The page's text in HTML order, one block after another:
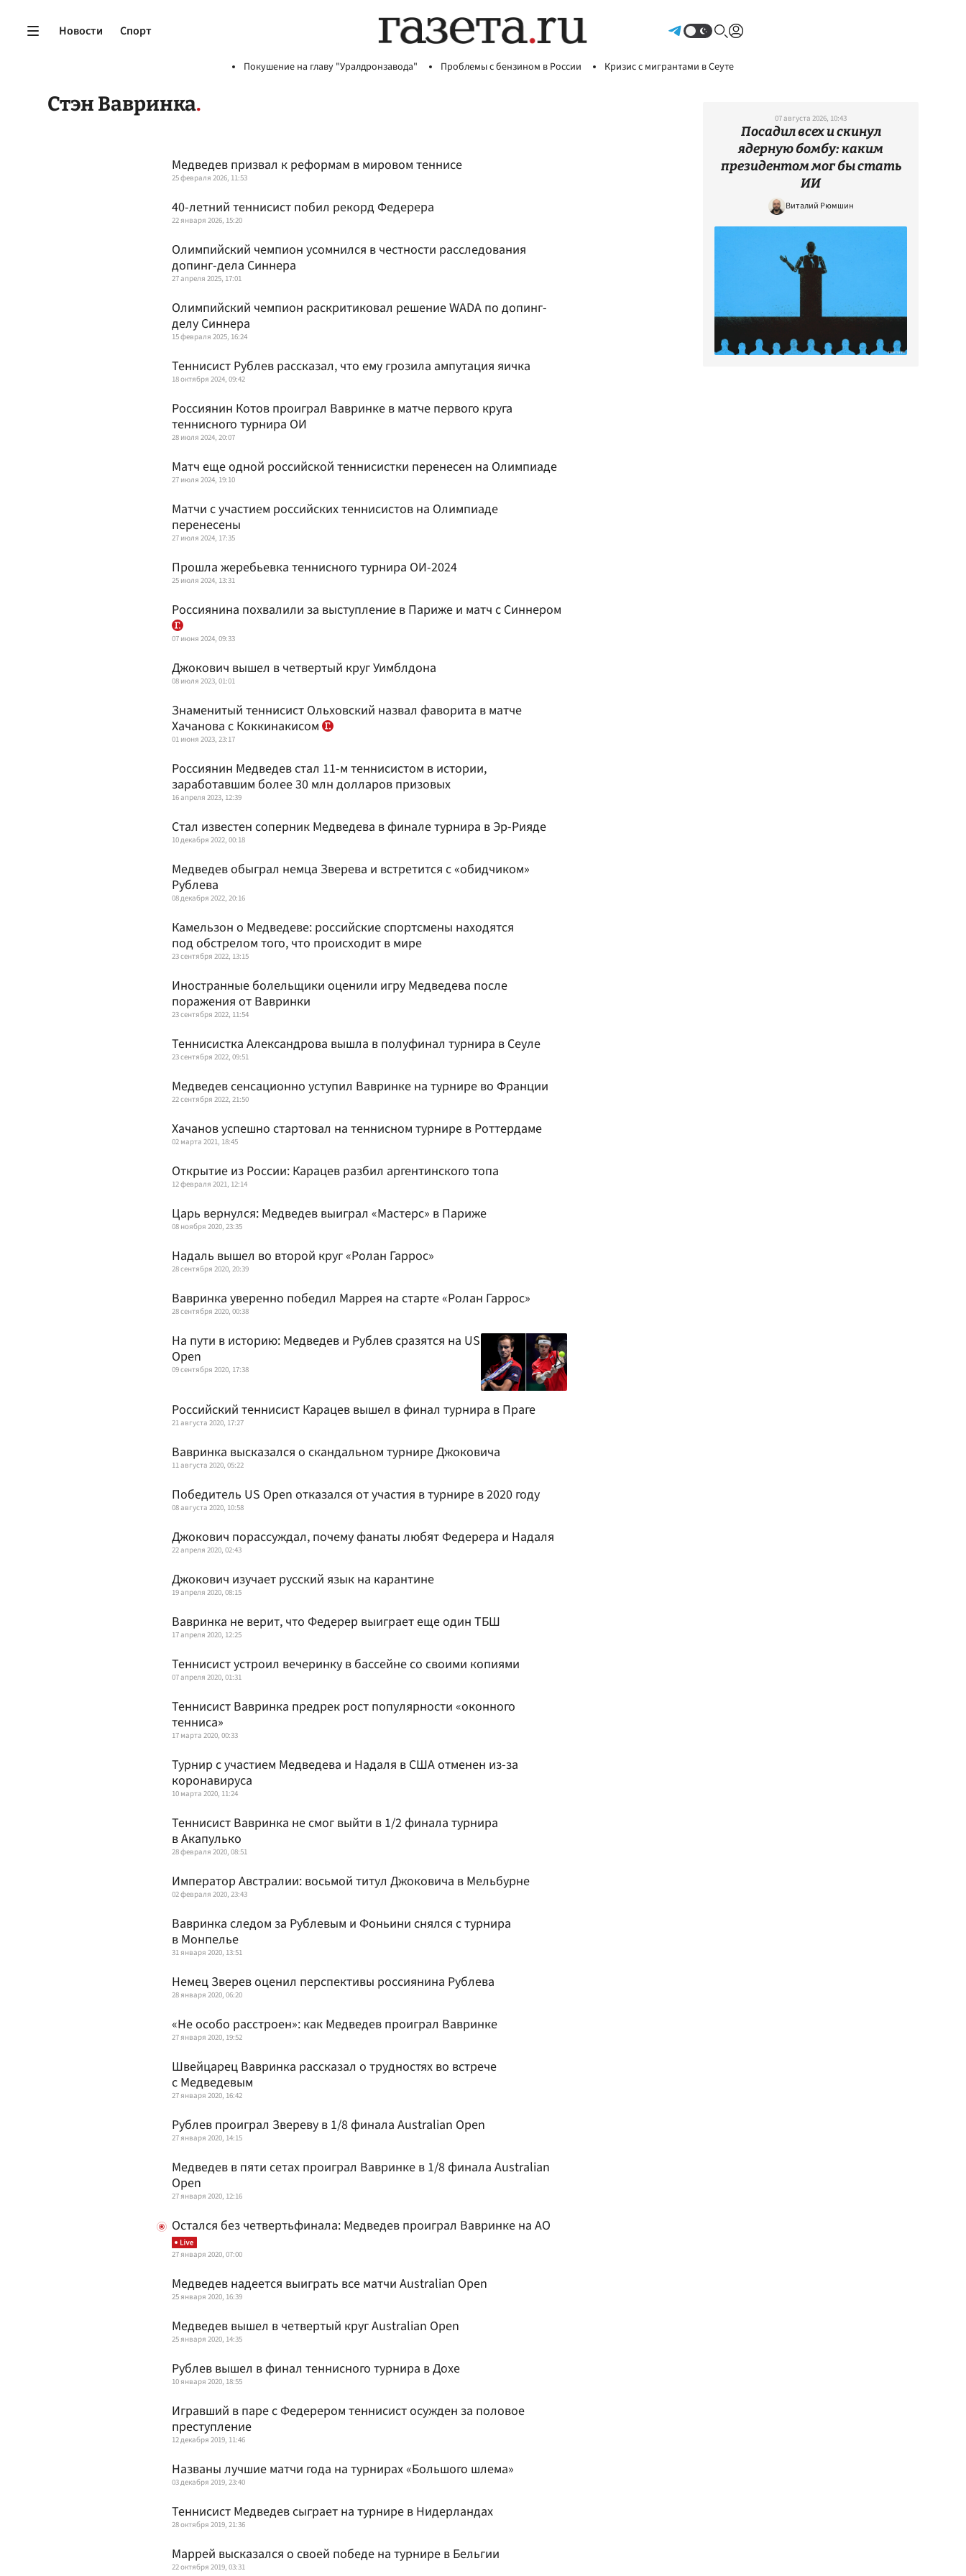
Новости Спорт
Покушение на главу "Уралдронзавода" Проблемы с бензином в России Кризис с мигрантами в Сеуте
Стэн Вавринка
Медведев призвал к реформам в мировом теннисе
25 февраля 2026, 11:53
40-летний теннисист побил рекорд Федерера
22 января 2026, 15:20
Олимпийский чемпион усомнился в честности расследования
допинг-дела Синнера
27 апреля 2025, 17:01
Олимпийский чемпион раскритиковал решение WADA по допинг-
делу Синнера
15 февраля 2025, 16:24
Теннисист Рублев рассказал, что ему грозила ампутация яичка
18 октября 2024, 09:42
Россиянин Котов проиграл Вавринке в матче первого круга
теннисного турнира ОИ
28 июля 2024, 20:07
Матч еще одной российской теннисистки перенесен на Олимпиаде
27 июля 2024, 19:10
Матчи с участием российских теннисистов на Олимпиаде
перенесены
27 июля 2024, 17:35
Прошла жеребьевка теннисного турнира ОИ-2024
25 июля 2024, 13:31
Россиянина похвалили за выступление в Париже и матч с Синнером
07 июня 2024, 09:33
Джокович вышел в четвертый круг Уимблдона
08 июля 2023, 01:01
Знаменитый теннисист Ольховский назвал фаворита в матче
Хачанова с Коккинакисом
01 июня 2023, 23:17
Россиянин Медведев стал 11-м теннисистом в истории,
заработавшим более 30 млн долларов призовых
16 апреля 2023, 12:39
Стал известен соперник Медведева в финале турнира в Эр-Рияде
10 декабря 2022, 00:18
Медведев обыграл немца Зверева и встретится с «обидчиком»
Рублева
08 декабря 2022, 20:16
Камельзон о Медведеве: российские спортсмены находятся
под обстрелом того, что происходит в мире
23 сентября 2022, 13:15
Иностранные болельщики оценили игру Медведева после
поражения от Вавринки
23 сентября 2022, 11:54
Теннисистка Александрова вышла в полуфинал турнира в Сеуле
23 сентября 2022, 09:51
Медведев сенсационно уступил Вавринке на турнире во Франции
22 сентября 2022, 21:50
Хачанов успешно стартовал на теннисном турнире в Роттердаме
02 марта 2021, 18:45
Открытие из России: Карацев разбил аргентинского топа
12 февраля 2021, 12:14
Царь вернулся: Медведев выиграл «Мастерс» в Париже
08 ноября 2020, 23:35
Надаль вышел во второй круг «Ролан Гаррос»
28 сентября 2020, 20:39
Вавринка уверенно победил Маррея на старте «Ролан Гаррос»
28 сентября 2020, 00:38
На пути в историю: Медведев и Рублев сразятся на US
Open
09 сентября 2020, 17:38
Российский теннисист Карацев вышел в финал турнира в Праге
21 августа 2020, 17:27
Вавринка высказался о скандальном турнире Джоковича
11 августа 2020, 05:22
Победитель US Open отказался от участия в турнире в 2020 году
08 августа 2020, 10:58
Джокович порассуждал, почему фанаты любят Федерера и Надаля
22 апреля 2020, 02:43
Джокович изучает русский язык на карантине
19 апреля 2020, 08:15
Вавринка не верит, что Федерер выиграет еще один ТБШ
17 апреля 2020, 12:25
Теннисист устроил вечеринку в бассейне со своими копиями
07 апреля 2020, 01:31
Теннисист Вавринка предрек рост популярности «оконного
тенниса»
17 марта 2020, 00:33
Турнир с участием Медведева и Надаля в США отменен из-за
коронавируса
10 марта 2020, 11:24
Теннисист Вавринка не смог выйти в 1/2 финала турнира
в Акапулько
28 февраля 2020, 08:51
Император Австралии: восьмой титул Джоковича в Мельбурне
02 февраля 2020, 23:43
Вавринка следом за Рублевым и Фоньини снялся с турнира
в Монпелье
31 января 2020, 13:51
Немец Зверев оценил перспективы россиянина Рублева
28 января 2020, 06:20
«Не особо расстроен»: как Медведев проиграл Вавринке
27 января 2020, 19:52
Швейцарец Вавринка рассказал о трудностях во встрече
с Медведевым
27 января 2020, 16:42
Рублев проиграл Звереву в 1/8 финала Australian Open
27 января 2020, 14:15
Медведев в пяти сетах проиграл Вавринке в 1/8 финала Australian
Open
27 января 2020, 12:16
Остался без четвертьфинала: Медведев проиграл Вавринке на АО
27 января 2020, 07:00
Медведев надеется выиграть все матчи Australian Open
25 января 2020, 16:39
Медведев вышел в четвертый круг Australian Open
25 января 2020, 14:35
Рублев вышел в финал теннисного турнира в Дохе
10 января 2020, 18:55
Игравший в паре с Федерером теннисист осужден за половое
преступление
12 декабря 2019, 11:46
Названы лучшие матчи года на турнирах «Большого шлема»
03 декабря 2019, 23:40
Теннисист Медведев сыграет на турнире в Нидерландах
28 октября 2019, 21:36
Маррей высказался о своей победе на турнире в Бельгии
22 октября 2019, 03:31
07 августа 2026, 10:43
Посадил всех и скинул
ядерную бомбу: каким
президентом мог бы стать
ИИ
Виталий Рюмшин